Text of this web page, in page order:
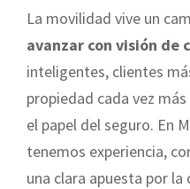
La movilidad vive un
avanzar con visión de
inteligentes, clientes
propiedad cada vez
el papel del seguro. En
tenemos experiencia,
una clara apuesta por